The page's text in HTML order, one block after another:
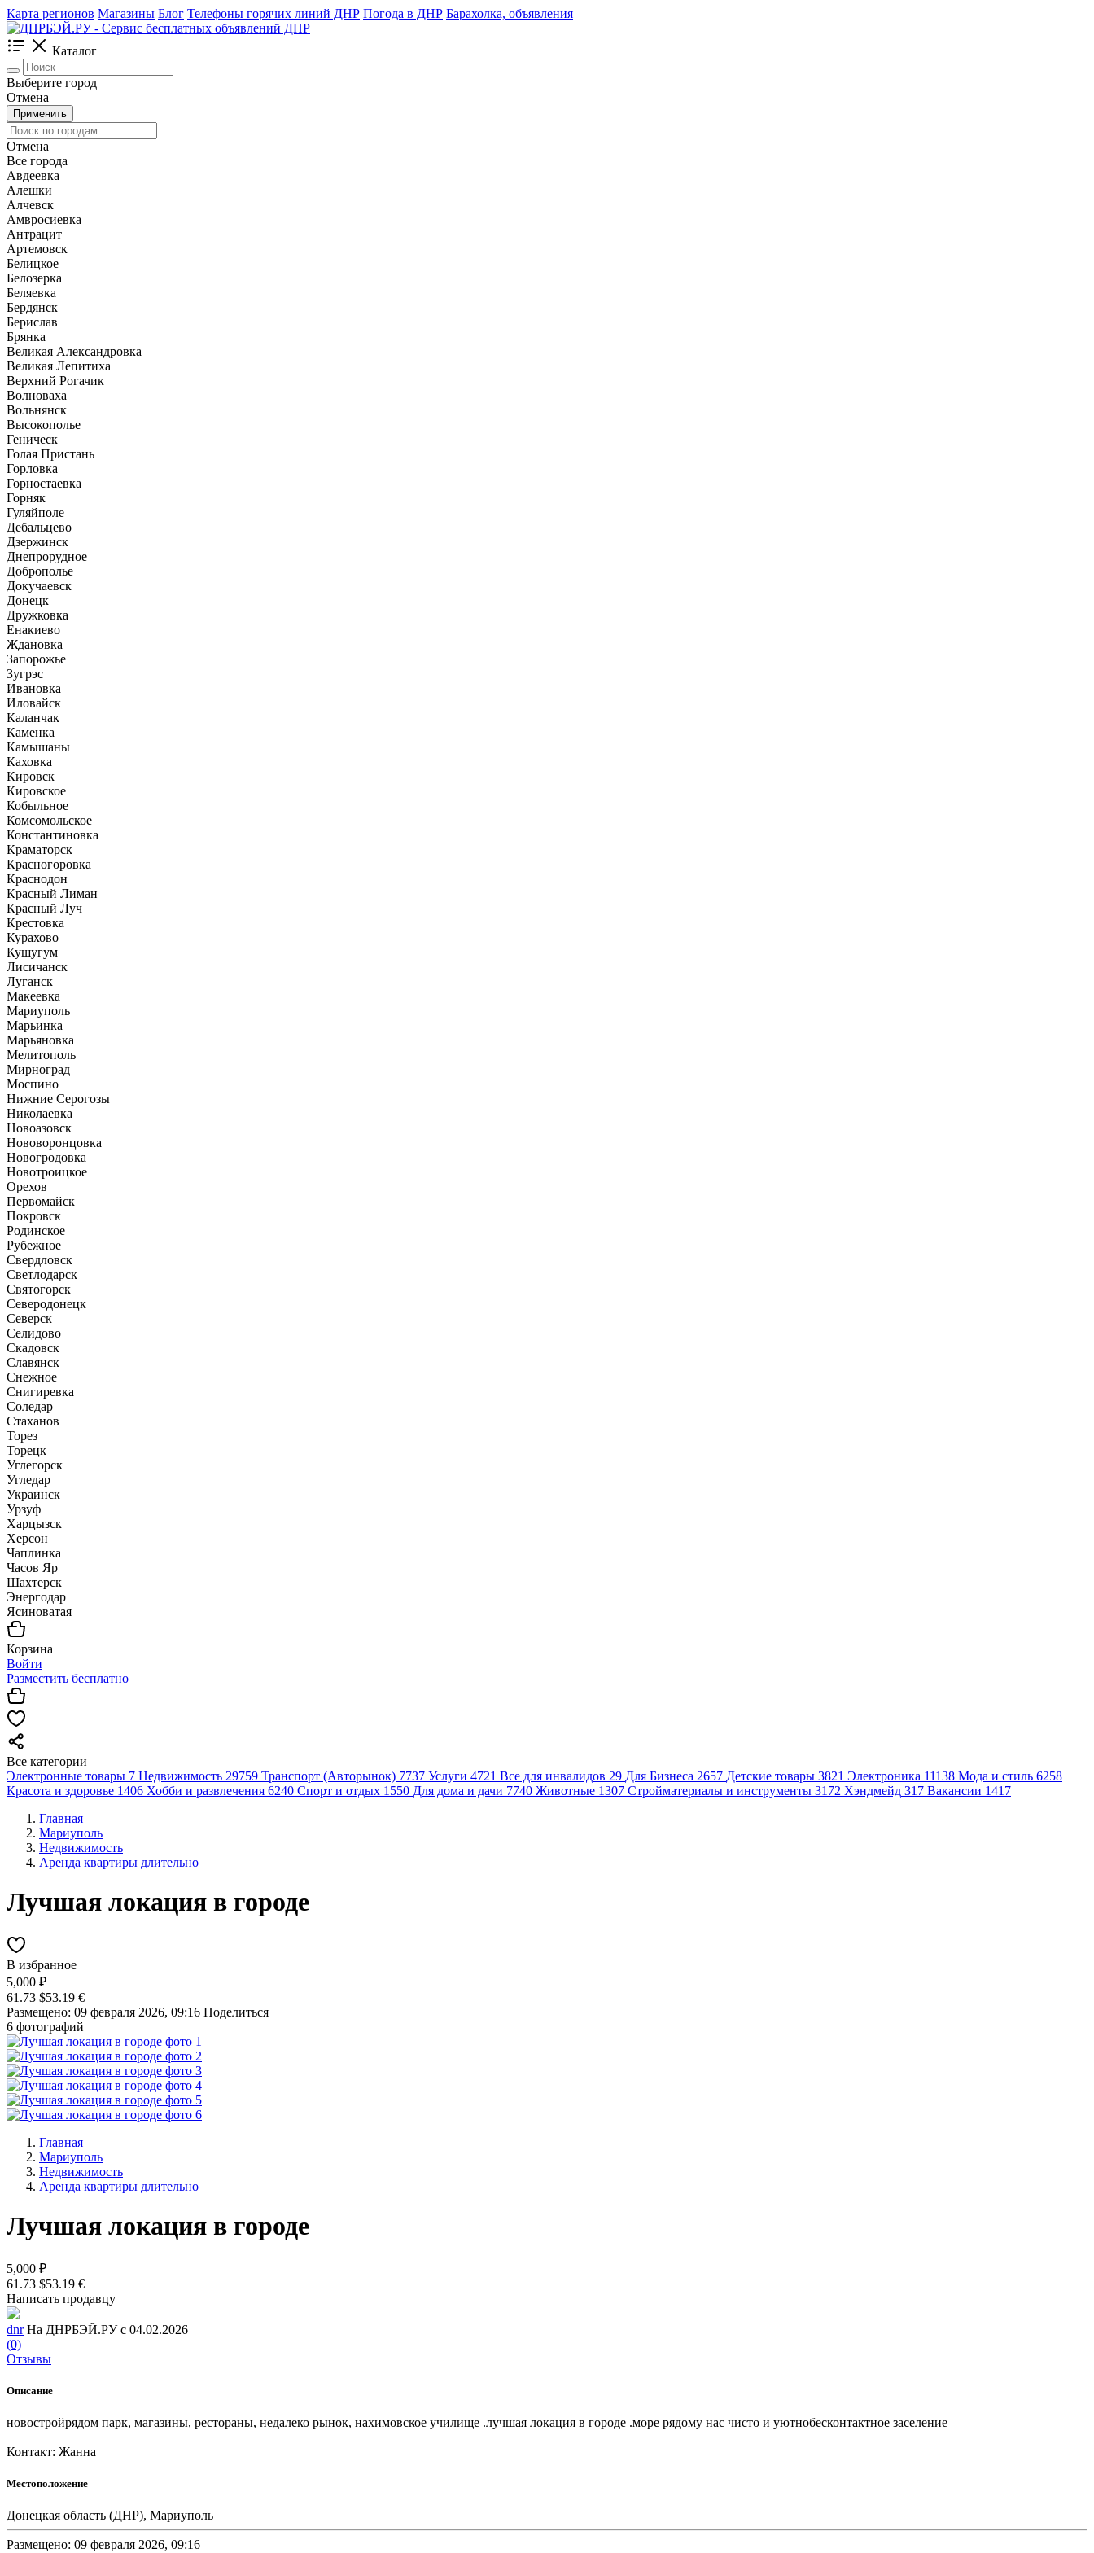
Карта регионов Магазины Блог Телефоны горячих линий ДНР Погода в ДНР Барахолка, объявления
Каталог
Выберите город
Отмена
Применить
Отмена
Все города
Авдеевка
Алешки
Алчевск
Амвросиевка
Антрацит
Артемовск
Белицкое
Белозерка
Беляевка
Бердянск
Берислав
Брянка
Великая Александровка
Великая Лепитиха
Верхний Рогачик
Волноваха
Вольнянск
Высокополье
Геническ
Голая Пристань
Горловка
Горностаевка
Горняк
Гуляйполе
Дебальцево
Дзержинск
Днепрорудное
Доброполье
Докучаевск
Донецк
Дружковка
Енакиево
Ждановка
Запорожье
Зугрэс
Ивановка
Иловайск
Каланчак
Каменка
Камышаны
Каховка
Кировск
Кировское
Кобыльное
Комсомольское
Константиновка
Краматорск
Красногоровка
Краснодон
Красный Лиман
Красный Луч
Крестовка
Курахово
Кушугум
Лисичанск
Луганск
Макеевка
Мариуполь
Марьинка
Марьяновка
Мелитополь
Мирноград
Моспино
Нижние Серогозы
Николаевка
Новоазовск
Нововоронцовка
Новогродовка
Новотроицкое
Орехов
Первомайск
Покровск
Родинское
Рубежное
Свердловск
Светлодарск
Святогорск
Северодонецк
Северск
Селидово
Скадовск
Славянск
Снежное
Снигиревка
Соледар
Стаханов
Торез
Торецк
Углегорск
Угледар
Украинск
Урзуф
Харцызск
Херсон
Чаплинка
Часов Яр
Шахтерск
Энергодар
Ясиноватая
Корзина
Войти
Разместить бесплатно
Все категории
Электронные товары 7 Недвижимость 29759 Транспорт (Авторынок) 7737 Услуги 4721 Все для инвалидов 29 Для Бизнеса 2657 Детские товары 3821 Электроника 11138 Мода и стиль 6258
Красота и здоровье 1406 Хобби и развлечения 6240 Спорт и отдых 1550 Для дома и дачи 7740 Животные 1307 Стройматериалы и инструменты 3172 Хэндмейд 317 Вакансии 1417
Главная
Мариуполь
Недвижимость
Аренда квартиры длительно
Лучшая локация в городе
В избранное
5,000 ₽
61.73 $53.19 €
Размещено: 09 февраля 2026, 09:16 Поделиться
6 фотографий
Главная
Мариуполь
Недвижимость
Аренда квартиры длительно
Лучшая локация в городе
5,000 ₽
61.73 $53.19 €
Написать продавцу
dnr На ДНРБЭЙ.РУ с 04.02.2026
(0)
Отзывы
Описание
новостройрядом парк, магазины, рестораны, недалеко рынок, нахимовское училище .лучшая локация в городе .море рядому нас чисто и уютнобесконтактное заселение
Контакт: Жанна
Местоположение
Донецкая область (ДНР), Мариуполь
Размещено: 09 февраля 2026, 09:16